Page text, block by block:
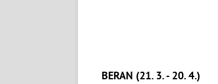
BERAN (21. 3. - 20. 4.)